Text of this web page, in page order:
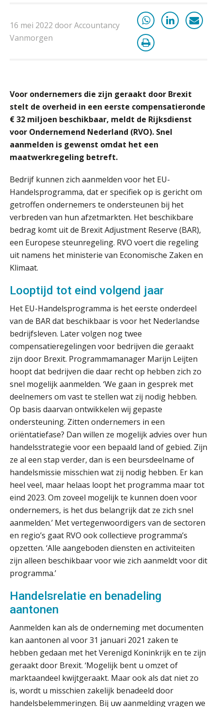
16 mei 2022 door Accountancy
Vanmorgen
Voor ondernemers die zijn geraakt door Brexit
stelt de overheid in een eerste compensatieronde
€ 32 miljoen beschikbaar, meldt de Rijksdienst
voor Ondernemend Nederland (RVO). Snel
aanmelden is gewenst omdat het een
maatwerkregeling betreft.
Bedrijf kunnen zich aanmelden voor het EU-
Handelsprogramma, dat er specifiek op is gericht om
getroffen ondernemers te ondersteunen bij het
verbreden van hun afzetmarkten. Het beschikbare
bedrag komt uit de Brexit Adjustment Reserve (BAR),
een Europese steunregeling. RVO voert die regeling
uit namens het ministerie van Economische Zaken en
Klimaat.
Looptijd tot eind volgend jaar
Het EU-Handelsprogramma is het eerste onderdeel
van de BAR dat beschikbaar is voor het Nederlandse
bedrijfsleven. Later volgen nog twee
compensatieregelingen voor bedrijven die geraakt
zijn door Brexit. Programmamanager Marijn Leijten
hoopt dat bedrijven die daar recht op hebben zich zo
snel mogelijk aanmelden. ‘We gaan in gesprek met
deelnemers om vast te stellen wat zij nodig hebben.
Op basis daarvan ontwikkelen wij gepaste
ondersteuning. Zitten ondernemers in een
oriëntatiefase? Dan willen ze mogelijk advies over hun
handelsstrategie voor een bepaald land of gebied. Zijn
ze al een stap verder, dan is een beursdeelname of
handelsmissie misschien wat zij nodig hebben. Er kan
heel veel, maar helaas loopt het programma maar tot
eind 2023. Om zoveel mogelijk te kunnen doen voor
ondernemers, is het dus belangrijk dat ze zich snel
aanmelden.’ Met vertegenwoordigers van de sectoren
en regio’s gaat RVO ook collectieve programma’s
opzetten. ‘Alle aangeboden diensten en activiteiten
zijn alleen beschikbaar voor wie zich aanmeldt voor dit
programma.’
Handelsrelatie en benadeling
aantonen
Aanmelden kan als de onderneming met documenten
kan aantonen al voor 31 januari 2021 zaken te
hebben gedaan met het Verenigd Koninkrijk en te zijn
geraakt door Brexit. ‘Mogelijk bent u omzet of
marktaandeel kwijtgeraakt. Maar ook als dat niet zo
is, wordt u misschien zakelijk benadeeld door
handelsbelemmeringen. Bij uw aanmelding vragen we
aantoonbare grip op KYC en de Wwft
Woord & Daad: “Van wildgroei naar
een structuur die iedereen begrijpt”
Uitspraak Hoge Raad: subsidie voor
tuchtrechtspraak advocatuur is
Informer Money genomineerd voor
Best FinTech Startup of the Year
België
ICT & AI | Volledig automatische
factuurverwerking: zo kom je er
Hierom zijn webshopondernemers
extra kwetsbaar voor
boekhoudfouten
Blog | Aandachtspunten bij de
transitie in verband met de Wet
Verstoorde arbeidsrelatie als
ontslaggrond: zo begeleid je jouw
klant
Duizenden Nederlanders in de knel
door Amerikaanse belastingwet
Het functiegemak van de INT bij
adviezen over en aangiften van erf-
en schenkbelasting.
Zomer. Tijd om je loopbaan onder
de loep te nemen.
Q Home: DAC7-compliant opschalen
als verhuurplatform voor
vakantiewoningen
5 signalen dat jouw relatiebeheer
niet meer werkt (en hoe je dat oplost)
Fusies en overnames | Met
waardebepalingen bedrijfsadvies
Werven op klik is willekeurig. Zo
verminder je verloop structureel.
Buy & build: urenregistratie als
verborgen EBITDA-hefboom
ABN Amro slokt NIBC op: wat deze
overname zegt over de